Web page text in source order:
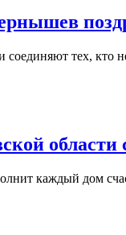
тех, кто
каждый дом